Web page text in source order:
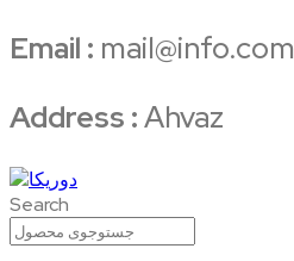
Email : mail@info.com
Address :Ahvaz
Search